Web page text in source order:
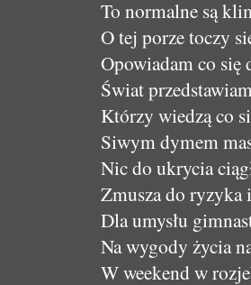
To normalne są
O tej porze toczy
Opowiadam co się
Świat
Którzy wiedzą co
Siwym dymem
Nic do ukrycia
Zmusza do ryzyka
Dla umysłu
Na wygody życia
W weekend w